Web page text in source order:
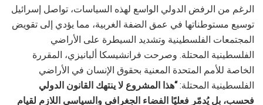
الرغم من الرفض الدولي الواسع لهذه السياسات، تواصل إسرائيل
توسيع مستوطناتها في عمق الضفة الغربية، مما يؤدي إلى تقويض
المجتمعات الفلسطينية وتشديد السيطرة على الأراضي
الفلسطينية المحتلة. وصرحت فرانشيسكا ألبانيزي، المقررة
الخاصة للأمم المتحدة المعنية بحقوق الإنسان في الأراضي
الفلسطينية المحتلة:“هذا المشروع لا ينتهك القانون الدولي
فحسب، بل يُدمّر فعليًا الفضاء الجغرافي والسياسي اللازم لقيام